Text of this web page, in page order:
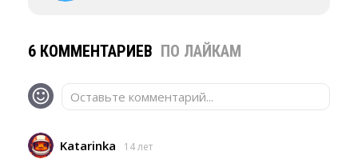
6 КОММЕНТАРИЕВ ПО ЛАЙКАМ
Оставьте комментарий...
Katarinka 14 лет